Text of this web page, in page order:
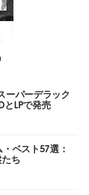
ーパーデラック
LPで発売
ベスト57選：
ち